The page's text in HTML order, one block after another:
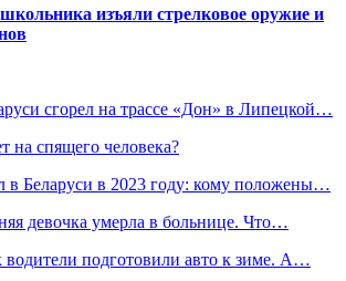
изъяли стрелковое оружие и
сгорел на трассе «Дон» в Липецкой…
на спящего человека?
в Беларуси в 2023 году: кому положены…
девочка умерла в больнице. Что…
водители подготовили авто к зиме. А…